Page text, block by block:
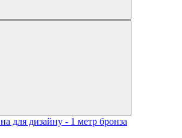
для дизайну - 1 метр бронза